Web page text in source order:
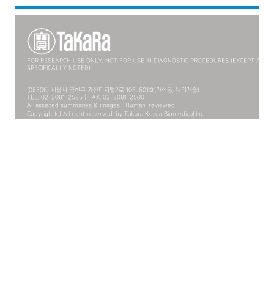
FOR RESEARCH USE ONLY. NOT FOR USE IN DIAGNOSTIC PROCEDURES (EXCEPT AS
SPECIFICALLY NOTED).
(08506) 서울시 금천구 가산디지털2로 108, 601호(가산동, 뉴티캐슬)
TEL. 02-2081-2525 | FAX. 02-2081-2500
AI-assisted summaries & images · Human-reviewed
Copyright(c) All right reserved. by Takara Korea Biomedical Inc.